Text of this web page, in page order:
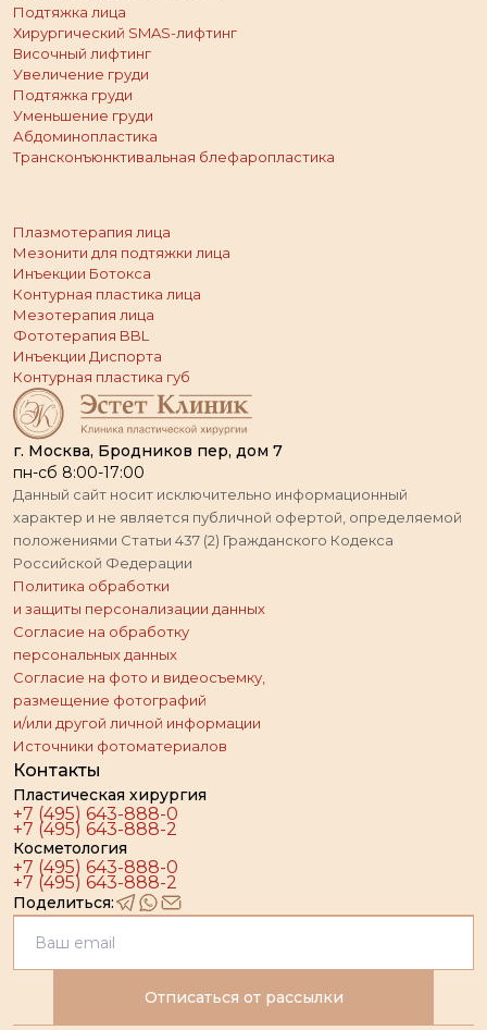
г. Москва, Бродников пер, дом 7
пн-сб 8:00-17:00
Данный сайт носит исключительно информационный
характер и не является публичной офертой, определяемой
положениями Статьи 437 (2) Гражданского Кодекса
Российской Федерации
Политика обработки
и защиты персонализации данных
Согласие на обработку
персональных данных
Согласие на фото и видеосъемку,
размещение фотографий
и/или другой личной информации
Источники фотоматериалов
Подтяжка лица
Хирургический SMAS-лифтинг
Височный лифтинг
Увеличение груди
Подтяжка груди
Уменьшение груди
Абдоминопластика
Трансконъюнктивальная блефаропластика
Плазмотерапия лица
Мезонити для подтяжки лица
Инъекции Ботокса
Контурная пластика лица
Мезотерапия лица
Фототерапия BBL
Инъекции Диспорта
Контурная пластика губ
Контакты
Пластическая хирургия
+7 (495) 643-888-0
+7 (495) 643-888-2
Косметология
+7 (495) 643-888-0
+7 (495) 643-888-2
Поделиться:
Отписаться от рассылки